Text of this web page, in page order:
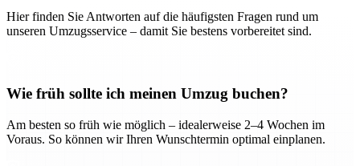
Hier finden Sie Antworten auf die häufigsten Fragen rund um
unseren Umzugsservice – damit Sie bestens vorbereitet sind.
Wie früh sollte ich meinen Umzug buchen?
Am besten so früh wie möglich – idealerweise 2–4 Wochen im
Voraus. So können wir Ihren Wunschtermin optimal einplanen.